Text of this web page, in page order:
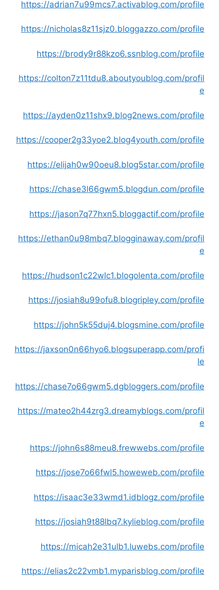
https://adrian7u99mcs7.activablog.com/profile
https://nicholas8z11sjz0.bloggazzo.com/profile
https://brody9r88kzo6.ssnblog.com/profile
https://colton7z11tdu8.aboutyoublog.com/profil
e
https://ayden0z11shx9.blog2news.com/profile
https://cooper2g33yoe2.blog4youth.com/profile
https://elijah0w90oeu8.blog5star.com/profile
https://chase3l66gwm5.blogdun.com/profile
https://jason7q77hxn5.bloggactif.com/profile
https://ethan0u98mbq7.blogginaway.com/profil
e
https://hudson1c22wlc1.blogolenta.com/profile
https://josiah8u99ofu8.blogripley.com/profile
https://john5k55duj4.blogsmine.com/profile
https://jaxson0n66hyo6.blogsuperapp.com/profi
le
https://chase7o66gwm5.dgbloggers.com/profile
https://mateo2h44zrg3.dreamyblogs.com/profil
e
https://john6s88meu8.frewwebs.com/profile
https://jose7o66fwl5.howeweb.com/profile
https://isaac3e33wmd1.idblogz.com/profile
https://josiah9t88lbq7.kylieblog.com/profile
https://micah2e31ulb1.luwebs.com/profile
https://elias2c22vmb1.myparisblog.com/profile